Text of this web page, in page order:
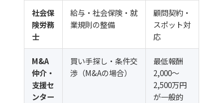
社会保
険労務
士
給与・社会保険・就
業規則の整備
顧問契約・
スポット対
応
M&A
仲介・
支援セ
ンター
買い手探し・条件交
渉（M&Aの場合）
最低報酬
2,000〜
2,500万円
が一般的